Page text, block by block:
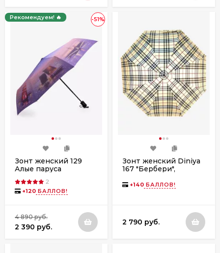
-51%
Рекомендуем! 🔥
Зонт женский 129
Алые паруса
2
+120 БАЛЛОВ!
4 890 руб.
2 390 руб.
Зонт женский Diniya
167 "Бербери",
+140 БАЛЛОВ!
2 790 руб.